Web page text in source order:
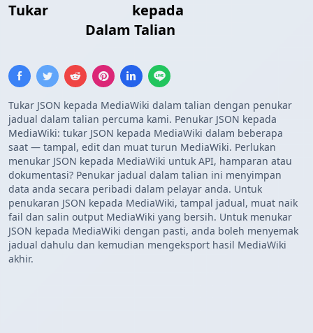
Tukar kepada
Dalam Talian
Tukar JSON kepada MediaWiki dalam talian dengan penukar
jadual dalam talian percuma kami. Penukar JSON kepada
MediaWiki: tukar JSON kepada MediaWiki dalam beberapa
saat — tampal, edit dan muat turun MediaWiki. Perlukan
menukar JSON kepada MediaWiki untuk API, hamparan atau
dokumentasi? Penukar jadual dalam talian ini menyimpan
data anda secara peribadi dalam pelayar anda. Untuk
penukaran JSON kepada MediaWiki, tampal jadual, muat naik
fail dan salin output MediaWiki yang bersih. Untuk menukar
JSON kepada MediaWiki dengan pasti, anda boleh menyemak
jadual dahulu dan kemudian mengeksport hasil MediaWiki
akhir.